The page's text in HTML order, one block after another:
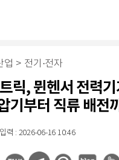
업 > 전기·전자
릭, 뮌헨서 전력
부터 직류 배전
력 : 2026-06-16 10:46